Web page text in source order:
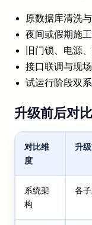
原数据库清洗
夜间或假期施
旧门锁、电源
接口联调与现
试运行阶段双
升级前后对
对比维
度
升
系统架
构
各